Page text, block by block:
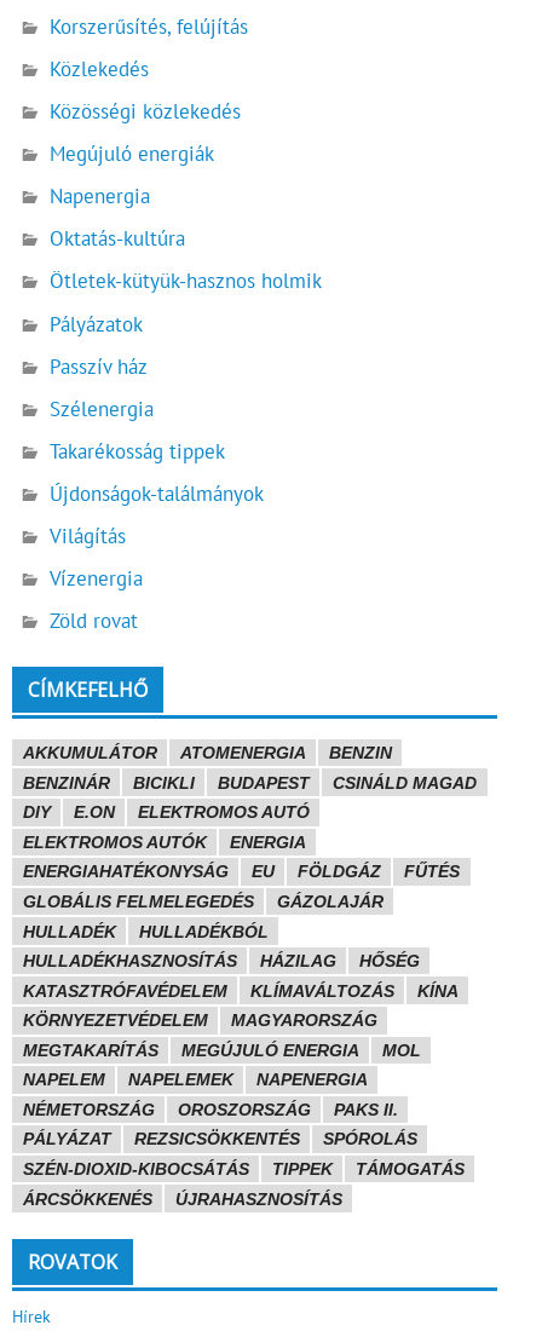
Korszerűsítés, felújítás
Közlekedés
Közösségi közlekedés
Megújuló energiák
Napenergia
Oktatás-kultúra
Ötletek-kütyük-hasznos holmik
Pályázatok
Passzív ház
Szélenergia
Takarékosság tippek
Újdonságok-találmányok
Világítás
Vízenergia
Zöld rovat
CÍMKEFELHŐ
AKKUMULÁTOR ATOMENERGIA
BENZIN
BENZINÁR
BICIKLI BUDAPEST
CSINÁLD MAGAD
DIY
E.ON
ELEKTROMOS AUTÓ
ELEKTROMOS AUTÓK
ENERGIA
ENERGIAHATÉKONYSÁG
EU FÖLDGÁZ
FŰTÉS
GLOBÁLIS FELMELEGEDÉS
GÁZOLAJÁR
HULLADÉK
HULLADÉKBÓL
HULLADÉKHASZNOSÍTÁS
HÁZILAG
HŐSÉG
KATASZTRÓFAVÉDELEM
KLÍMAVÁLTOZÁS
KÍNA
KÖRNYEZETVÉDELEM
MAGYARORSZÁG
MEGTAKARÍTÁS
MEGÚJULÓ ENERGIA
MOL
NAPELEM
NAPELEMEK
NAPENERGIA
NÉMETORSZÁG
OROSZORSZÁG
PAKS II.
PÁLYÁZAT
REZSICSÖKKENTÉS
SPÓROLÁS
SZÉN-DIOXID-KIBOCSÁTÁS
TIPPEK
TÁMOGATÁS
ÁRCSÖKKENÉS
ÚJRAHASZNOSÍTÁS
ROVATOK
Hírek